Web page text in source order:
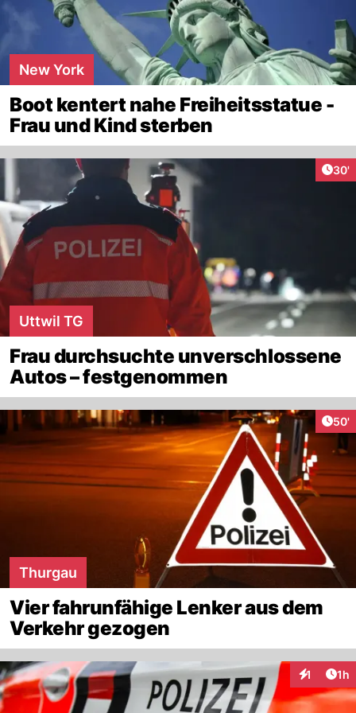
New York
Boot kentert nahe Freiheitsstatue -
Frau und Kind sterben
30'
Uttwil TG
Frau durchsuchte unverschlossene
Autos – festgenommen
50'
Thurgau
Vier fahrunfähige Lenker aus dem
Verkehr gezogen
1 1h